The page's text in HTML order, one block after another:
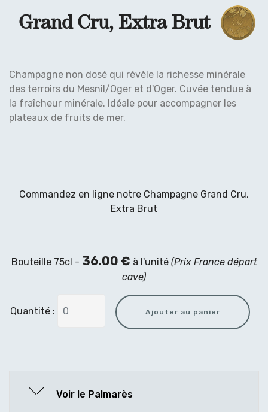
Grand Cru, Extra Brut
Champagne non dosé qui révèle la richesse minérale
des terroirs du Mesnil/Oger et d'Oger. Cuvée tendue à
la fraîcheur minérale. Idéale pour accompagner les
plateaux de fruits de mer.
Commandez en ligne notre Champagne Grand Cru,
Extra Brut
Bouteille 75cl - 36.00 € à l'unité (Prix France départ
cave)
Quantité :
Voir le Palmarès